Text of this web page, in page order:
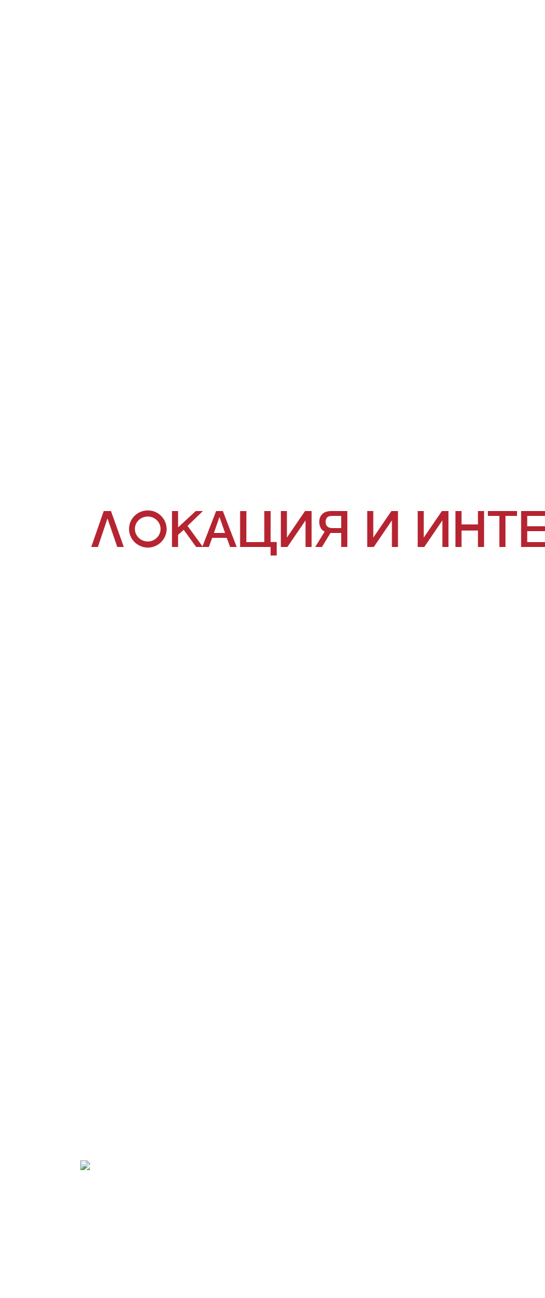
ЛОКАЦИЯ И